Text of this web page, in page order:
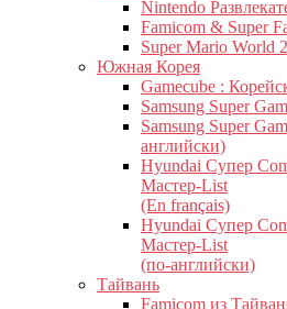
Nintendo
Famicom & Super
Super Mario World
Южная Корея
Gamecube :
Samsung Super
Samsung Super
английски)
Hyundai Супер
Мастер-List
(En français)
Hyundai Супер
Мастер-List
(по-английски)
Тайвань
Famicom из